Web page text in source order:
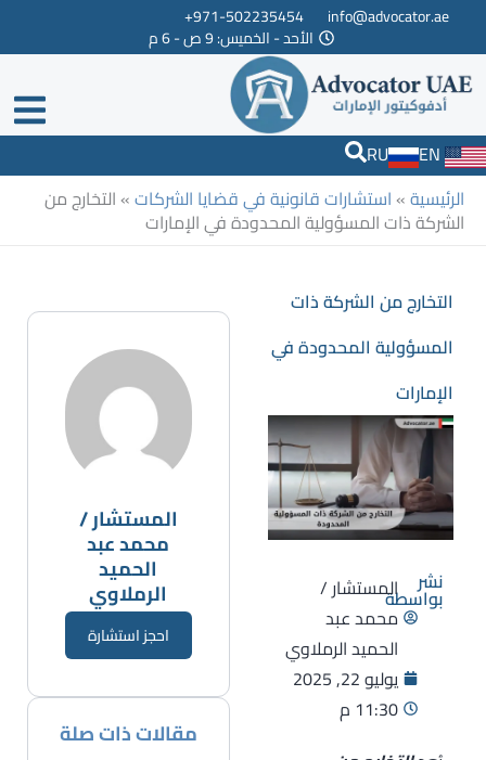
تخطي
المحتوى
info@advocator.ae
971-502235454+
الأحد - الخميس: 9 ص - 6 م
EN
RU
الرئيسية» استشارات قانونية في قضايا الشركات» التخارج من
الشركة ذات المسؤولية المحدودة في الإمارات
التخارج من الشركة ذات
المسؤولية المحدودة في
الإمارات
نشر
بواسطةالمستشار /
محمد عبد
الحميد الرملاوي
يوليو 22, 2025
11:30 م
المستشار /
محمد عبد
الحميد
الرملاوي
احجز استشارة
مقالات ذات صلة